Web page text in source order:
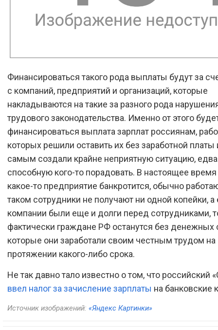
Финансироваться такого рода выплаты будут за
с компаний, предприятий и организаций, которые
накладываются на такие за разного рода
трудового законодательства. Именно от этого
финансироваться выплата зарплат россиянам,
которых решили оставить их без заработной платы
самым создали крайне неприятную ситуацию,
способную кого-то порадовать. В настоящее
какое-то предприятие банкротится, обычно
таком сотрудники не получают ни одной копейки, а
компании были еще и долги перед сотрудниками,
фактически граждане РФ останутся без денежных
которые они заработали своим честным трудом на
протяжении какого-либо срока.
Не так давно тало известно о том, что российский
ввел налог за зачисление зарплаты на банковские
Источник изображений: «Яндекс Картинки»